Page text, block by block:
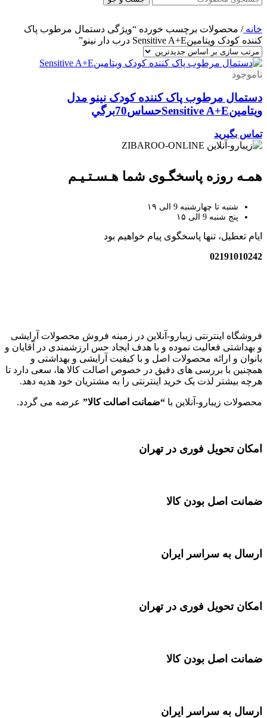
خانه/ محصولات برچسب خورده “ویژگی دستمال مرطوب پاک
کننده کودک ويتامينSensitive A+E درب دار نينو”
ناموجود
دستمال مرطوب پاک کننده کودک نینو مدل
ويتامينSensitive A+Eحساس70برگي
تماس بگیرید
همـه روزه پاسخگـوی شما هـسـتـیـم
شنبه تا چهارشنبه 9 الی ۱۹
پنج شنبه 9 الی ۱۵
ایام تعطیل، تنها پاسخگوی پیام خواهیم بود
02191010242
فروشگاه اینترنتی زیبارو-آنلاین در زمینه فروش محصولات آرایشی
و بهداشتی فعالیت نموده و با هدف ایجاد حس ارزشمندی در آقایان و
بانوان و ارائه محصولات اصل و با کیفیت آرایشی و بهداشتی و
همچنین با بررسی های دقیق در خصوص اصالت کالا ها، سعی دارد تا
هرچه بیشتر لذت یک خرید اینترنتی را به مشتریان خود هدیه دهد.
محصولات زیبارو-آنلاین با “ضمانت اصالت کالا” عرضه می گردد.
امکان تحویل فوری در تهران
ضمانت اصل بودن کالا
ارسال به سراسر ایران
امکان تحویل فوری در تهران
ضمانت اصل بودن کالا
ارسال به سراسر ایران